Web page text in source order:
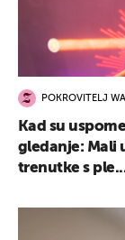
POKROVITELJ
Kad su
gledanje: Mali
trenutke s